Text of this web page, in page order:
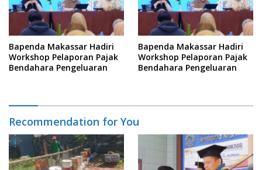
Bapenda Makassar Hadiri
Workshop Pelaporan Pajak
Bendahara Pengeluaran
Bapenda Makassar Hadiri
Workshop Pelaporan Pajak
Bendahara Pengeluaran
Recommendation for You